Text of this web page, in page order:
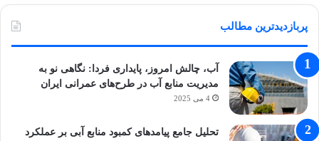
پربازدیدترین مطالب
آب، چالش امروز، پایداری فردا: نگاهی نو به
مدیریت منابع آب در طرح‌های عمرانی ایران
4 می 2025
تحلیل جامع پیامدهای کمبود منابع آبی بر عملکرد